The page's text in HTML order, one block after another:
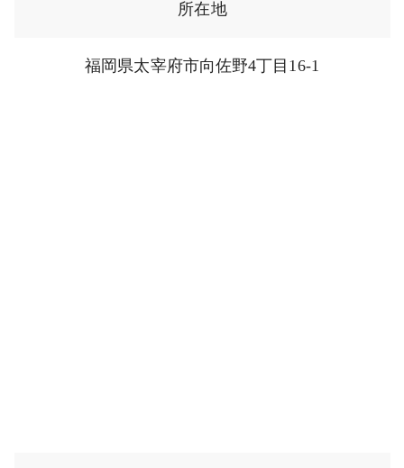
所在地
福岡県太宰府市向佐野4丁目16-1